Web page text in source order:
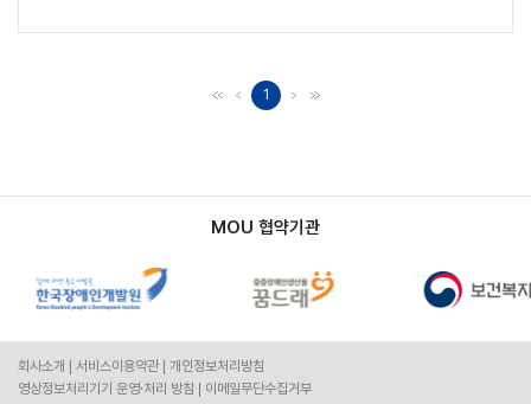
1
MOU 협약기관
회사소개 서비스이용약관
개인정보처리방침
영상정보처리기기 운영·처리 방침
이메일무단수집거부